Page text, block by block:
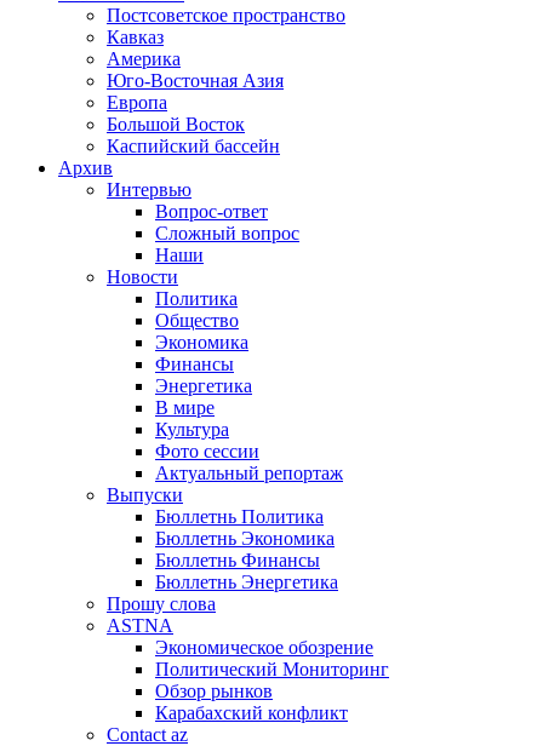
Постсоветское пространство
Кавказ
Америка
Юго-Восточная Азия
Европа
Большой Восток
Каспийский бассейн
Архив
Интервью
Вопрос-ответ
Сложный вопрос
Наши
Новости
Политика
Общество
Экономика
Финансы
Энергетика
В мире
Культура
Фото сессии
Актуальный репортаж
Выпуски
Бюллетнь Политика
Бюллетнь Экономика
Бюллетнь Финансы
Бюллетнь Энергетика
Прошу слова
ASTNA
Экономическое обозрение
Политический Мониторинг
Обзор рынков
Карабахский конфликт
Contact az